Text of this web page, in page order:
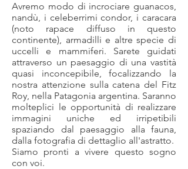
Avremo modo di incrociare guanacos,
nandù, i celeberrimi condor, i caracara
(noto rapace diffuso in questo
continente), armadilli e altre specie di
uccelli e mammiferi. Sarete guidati
attraverso un paesaggio di una vastità
quasi inconcepibile, focalizzando la
nostra attenzione sulla catena del Fitz
Roy, nella Patagonia argentina. Saranno
molteplici le opportunità di realizzare
immagini uniche ed irripetibili
spaziando dal paesaggio alla fauna,
dalla fotografia di dettaglio all'astratto.
Siamo pronti a vivere questo sogno
con voi.